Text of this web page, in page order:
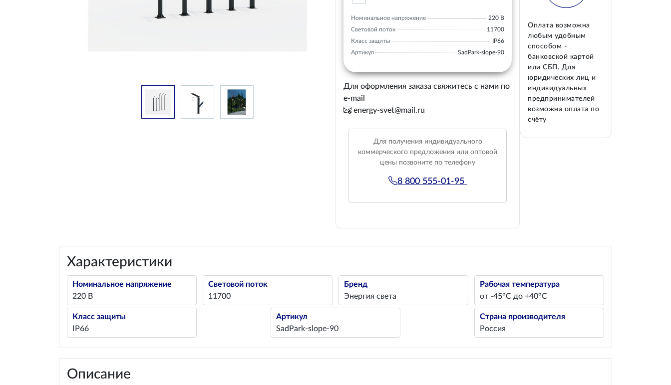
Номинальное напряжение
220 В
Световой поток
11700
Класс защиты
IP66
Артикул
SadPark-slope-90
Для оформления заказа свяжитесь с нами по
e-mail
energy-svet@mail.ru
Для получения индивидуального
коммерческого предложения или оптовой
цены позвоните по телефону
8 800 555-01-95
Оплата возможна
любым удобным
способом -
банковской картой
или СБП. Для
юридических лиц и
индивидуальных
предпринимателей
возможна оплата по
счёту
Характеристики
Номинальное напряжение
220 В
Световой поток
11700
Бренд
Энергия света
Рабочая температура
от -45°С до +40°С
Класс защиты
IP66
Артикул
SadPark-slope-90
Страна производителя
Россия
Описание